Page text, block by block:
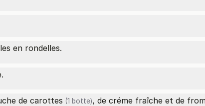
en rondelles.
de carottes (1 botte), de créme fraîche et de